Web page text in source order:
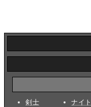
剣士
ナイト